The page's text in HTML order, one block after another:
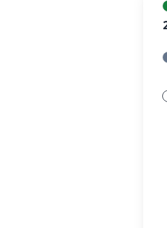
רכבים יד 2